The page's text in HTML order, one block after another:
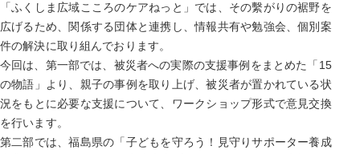
「ふくしま広域こころのケアねっと」では、その繫がりの裾野を
広げるため、関係する団体と連携し、情報共有や勉強会、個別案
件の解決に取り組んでおります。
今回は、第一部では、被災者への実際の支援事例をまとめた「15
の物語」より、親子の事例を取り上げ、被災者が置かれている状
況をもとに必要な支援について、ワークショップ形式で意見交換
を行います。
第二部では、福島県の「子どもを守ろう！見守りサポーター養成